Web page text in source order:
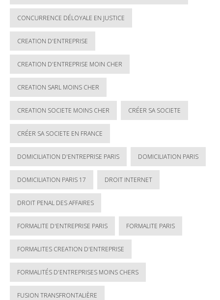
CONCURRENCE DÉLOYALE EN JUSTICE
CREATION D'ENTREPRISE
CREATION D'ENTREPRISE MOIN CHER
CREATION SARL MOINS CHER
CREATION SOCIETE MOINS CHER CRÉER SA SOCIETE
CRÉER SA SOCIETE EN FRANCE
DOMICILIATION D'ENTREPRISE PARIS DOMICILIATION PARIS
DOMICILIATION PARIS 17 DROIT INTERNET
DROIT PENAL DES AFFAIRES
FORMALITE D'ENTREPRISE PARIS FORMALITE PARIS
FORMALITES CREATION D'ENTREPRISE
FORMALITÉS D'ENTREPRISES MOINS CHERS
FUSION TRANSFRONTALIÈRE